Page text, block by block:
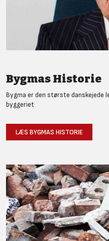
Bygmas Historie
Bygma er den største danskejede
byggeriet
LÆS BYGMAS HISTORIE